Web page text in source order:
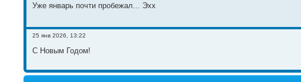
Уже январь почти пробежал... Эхх
25 янв 2026, 13:22
С Новым Годом!